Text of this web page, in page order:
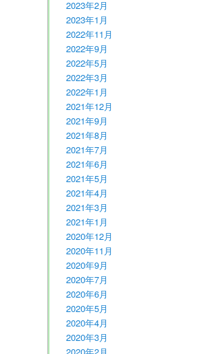
2023年2月
2023年1月
2022年11月
2022年9月
2022年5月
2022年3月
2022年1月
2021年12月
2021年9月
2021年8月
2021年7月
2021年6月
2021年5月
2021年4月
2021年3月
2021年1月
2020年12月
2020年11月
2020年9月
2020年7月
2020年6月
2020年5月
2020年4月
2020年3月